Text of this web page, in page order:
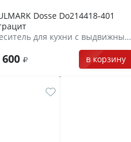
Dosse Do214418-401
Смеситель для кухни с выдвижным шлангом
в корзину